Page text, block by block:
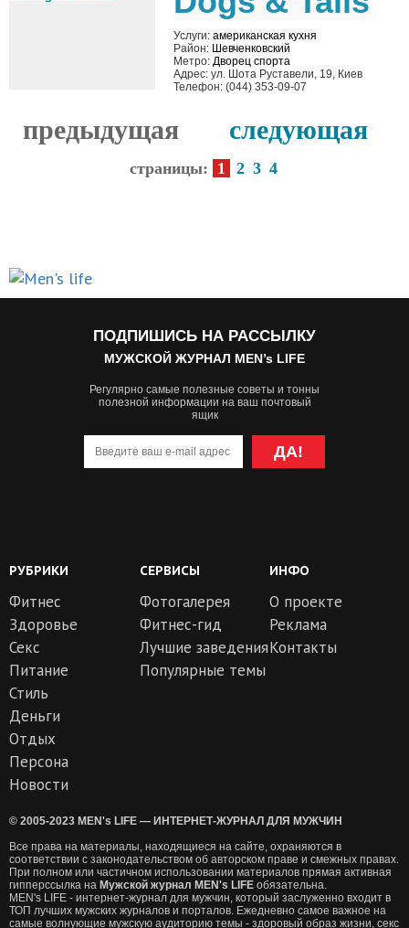
Услуги: американская кухня
Район: Шевченковский
Метро: Дворец спорта
Адрес: ул. Шота Руставели, 19, Киев
Телефон: (044) 353-09-07
предыдущая следующая
страницы: 1 2 3 4
ПОДПИШИСЬ НА РАССЫЛКУ
МУЖСКОЙ ЖУРНАЛ MEN’s LIFE
Регулярно самые полезные советы и тонны
полезной информации на ваш почтовый
ящик
ДА!
РУБРИКИ
Фитнес
Здоровье
Секс
Питание
Стиль
Деньги
Отдых
Персона
Новости
СЕРВИСЫ
Фотогалерея
Фитнес-гид
Лучшие заведения
Популярные темы
ИНФО
О проекте
Реклама
Контакты
© 2005-2023 MEN's LIFE — ИНТЕРНЕТ-ЖУРНАЛ ДЛЯ МУЖЧИН
Все права на материалы, находящиеся на сайте, охраняются в
соответствии с законодательством об авторском праве и смежных правах.
При полном или частичном использовании материалов прямая активная
гипперссылка на Мужской журнал MEN's LIFE обязательна.
MEN's LIFE - интернет-журнал для мужчин, который заслуженно входит в
ТОП лучших мужских журналов и порталов. Ежедневно самое важное на
самые волнующие мужскую аудиторию темы - здоровый образ жизни, секс